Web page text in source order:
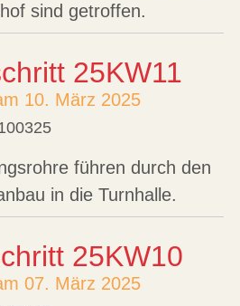
sind getroffen.
25KW11
10. März 2025
führen durch den
in die Turnhalle.
25KW10
07. März 2025